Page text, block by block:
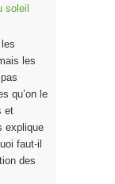
soleil
les
qu’on le
et
explique
faut-il
des